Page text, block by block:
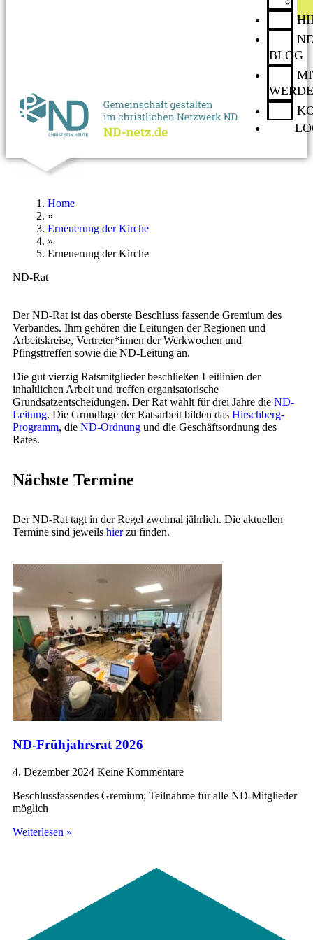
BLOG
Home
»
Erneuerung der Kirche
»
Erneuerung der Kirche
ND-Rat
Der ND-Rat ist das oberste Beschluss fassende Gremium des
Verbandes. Ihm gehören die Leitungen der Regionen und
Arbeitskreise, Vertreter*innen der Werkwochen und
Pfingsttreffen sowie die ND-Leitung an.
Die gut vierzig Ratsmitglieder beschließen Leitlinien der
inhaltlichen Arbeit und treffen organisatorische
Grundsatzentscheidungen. Der Rat wählt für drei Jahre die ND-
Leitung. Die Grundlage der Ratsarbeit bilden das Hirschberg-
Programm, die ND-Ordnung und die Geschäftsordnung des
Rates.
Nächste Termine
Der ND-Rat tagt in der Regel zweimal jährlich. Die aktuellen
Termine sind jeweils hierzu finden.
ND-Frühjahrsrat 2026
4. Dezember 2024 Keine Kommentare
Beschlussfassendes Gremium; Teilnahme für alle ND-Mitglieder
möglich
Weiterlesen »